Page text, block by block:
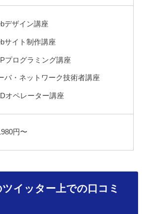
デザイン講座
サイト制作講座
プログラミング講座
バ・ネットワーク技術者講座
オペレーター講座
円〜
イッター上での口コミ